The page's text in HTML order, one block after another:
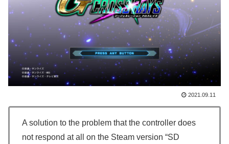
2021.09.11
A solution to the problem that the controller does
not respond at all on the Steam version “SD